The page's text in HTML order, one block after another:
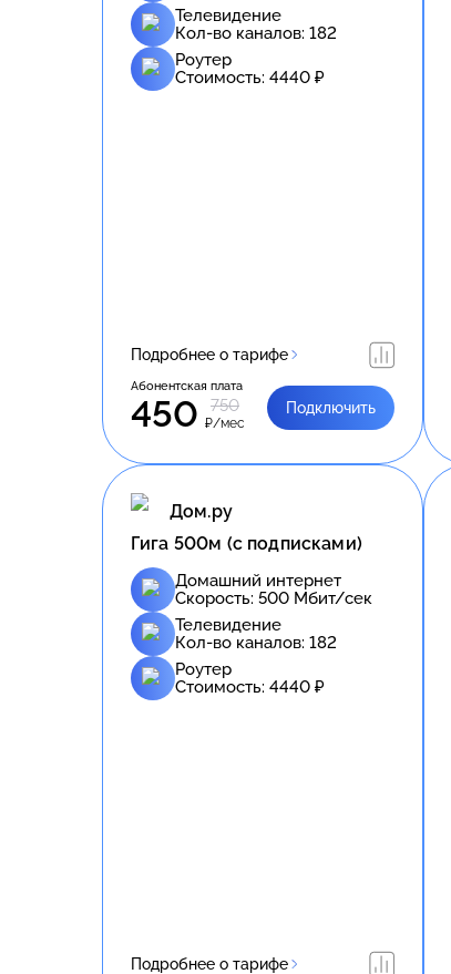
Телевидение
Кол-во каналов: 182
Роутер
Стоимость: 4440 ₽
Подробнее о тарифе
Абонентская плата
450 750
₽/мес
Подключить
Дом.ру
Гига 500м (с подписками)
Домашний интернет
Скорость: 500 Мбит/сек
Телевидение
Кол-во каналов: 182
Роутер
Стоимость: 4440 ₽
Подробнее о тарифе